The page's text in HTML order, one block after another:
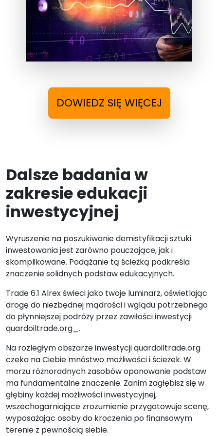
DOWIEDZ SIĘ WIĘCEJ
Dalsze badania w
zakresie edukacji
inwestycyjnej
Wyruszenie na poszukiwanie demistyfikacji sztuki
inwestowania jest zarówno pouczające, jak i
skomplikowane. Podążanie tą ścieżką podkreśla
znaczenie solidnych podstaw edukacyjnych.
Trade 6.1 Alrex świeci jako twoje luminarz, oświetlając
drogę do niezbędnej mądrości i wglądu potrzebnego
do płynniejszej podróży przez zawiłości inwestycji
quardoiltrade.org_.
Na rozległym obszarze inwestycji quardoiltrade.org
czeka na Ciebie mnóstwo możliwości i ścieżek. W
morzu różnorodnych zasobów opanowanie podstaw
ma fundamentalne znaczenie. Zanim zagłębisz się w
głębiny każdej możliwości inwestycyjnej,
wszechogarniające zrozumienie przygotowuje scenę,
wyposażając osoby do kroczenia po finansowym
terenie z pewnością siebie.